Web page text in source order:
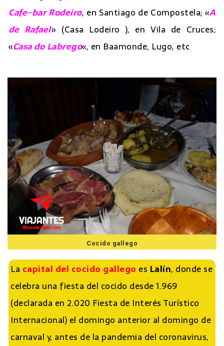
Cafe-bar Rodeiro, en Santiago de Compostela; «A
de Rafael» (Casa Lodeiro ), en Vila de Cruces;
«Casa do Labrego«, en Baamonde, Lugo, etc
Cocido gallego
La capital del cocido gallego es Lalín, donde se
celebra una fiesta del cocido desde 1.969
(declarada en 2.020 Fiesta de Interés Turístico
Internacional) el domingo anterior al domingo de
carnaval y, antes de la pandemia del coronavirus,